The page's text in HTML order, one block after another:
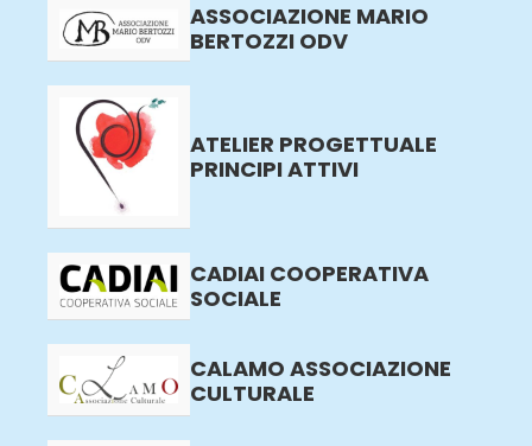
ASSOCIAZIONE MARIO
BERTOZZI ODV
ATELIER PROGETTUALE
PRINCIPI ATTIVI
CADIAI COOPERATIVA
SOCIALE
CALAMO ASSOCIAZIONE
CULTURALE